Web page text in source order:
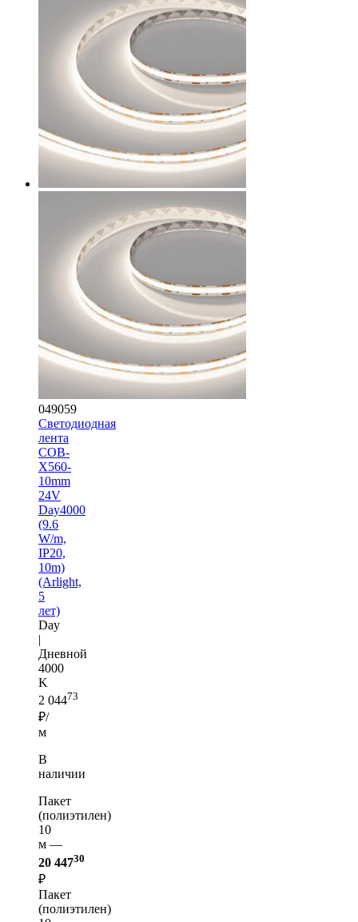
049059
Светодиодная
лента
COB-
X560-
10mm
24V
Day4000
(9.6
W/m,
IP20,
10m)
(Arlight,
5
лет)
Day
|
Дневной
4000
K
2 04473
₽/
м
В
наличии
Пакет
(полиэтилен)
10
м —
20 44730
₽
Пакет
(полиэтилен)